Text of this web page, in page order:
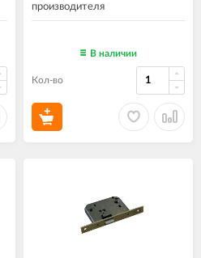
производителя
В наличии
Кол-во